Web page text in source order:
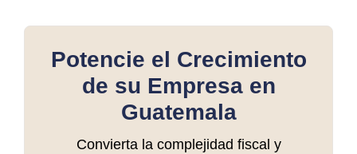
Potencie el Crecimiento
de su Empresa en
Guatemala
Convierta la complejidad fiscal y